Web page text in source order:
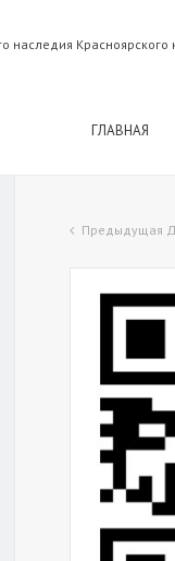
наследия Красноярского
ГЛАВНАЯ
Предыдущая